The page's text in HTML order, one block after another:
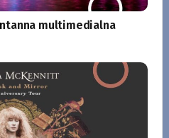
multimedialna